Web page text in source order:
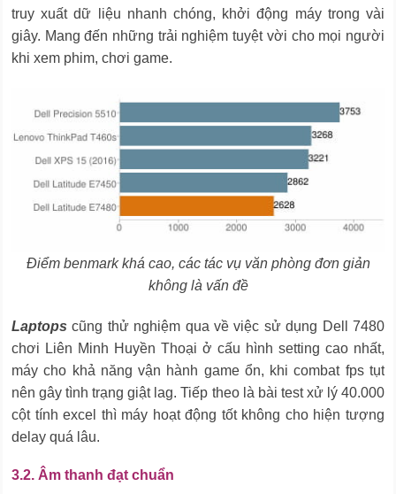
truy xuất dữ liệu nhanh chóng, khởi động máy trong vài
giây. Mang đến những trải nghiệm tuyệt vời cho mọi người
khi xem phim, chơi game.
Điểm benmark khá cao, các tác vụ văn phòng đơn giản
không là vấn đề
Laptops cũng thử nghiệm qua về việc sử dụng Dell 7480
chơi Liên Minh Huyền Thoại ở cấu hình setting cao nhất,
máy cho khả năng vận hành game ổn, khi combat fps tụt
nên gây tình trạng giật lag. Tiếp theo là bài test xử lý 40.000
cột tính excel thì máy hoạt động tốt không cho hiện tượng
delay quá lâu.
3.2. Âm thanh đạt chuẩn